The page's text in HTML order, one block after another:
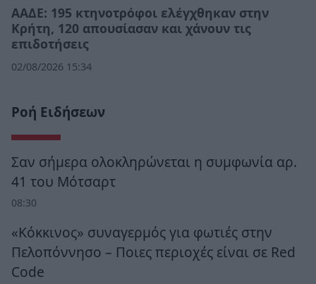
ΑΑΔΕ: 195 κτηνοτρόφοι ελέγχθηκαν στην
Κρήτη, 120 απουσίασαν και χάνουν τις
επιδοτήσεις
02/08/2026 15:34
Ροή Ειδήσεων
Σαν σήμερα ολοκληρώνεται η συμφωνία αρ.
41 του Μότσαρτ
08:30
«Κόκκινος» συναγερμός για φωτιές στην
Πελοπόννησο – Ποιες περιοχές είναι σε Red
Code